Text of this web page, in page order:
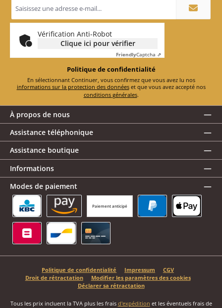
e-
mail
*
Vérification Anti-Robot
Clique ici pour vérifier
FriendlyCaptcha ⇗
Politique de confidentialité
En sélectionnant Continuer, vous confirmez que vous avez lu nos
informations sur la protection des données
et que vous avez accepté nos
conditions générales.
À propos de nous
Assistance téléphonique
Assistance boutique
Informations
Modes de paiement
Paiement anticipé
KBC/CBC Payment Button
Amazon Pay
Politique de confidentialité Impressum
CGV
Droit de rétractation
Modifier les paramètres des cookies
Déclarer sa rétractation
Tous les prix incluent la TVA plus les frais d'expédition et les éventuels frais de